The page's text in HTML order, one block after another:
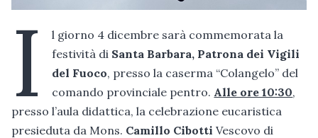
I
l giorno 4 dicembre sarà commemorata la
festività di Santa Barbara, Patrona dei Vigili
del Fuoco, presso la caserma “Colangelo” del
comando provinciale pentro. Alle ore 10:30,
presso l’aula didattica, la celebrazione eucaristica
presieduta da Mons. Camillo Cibotti Vescovo di